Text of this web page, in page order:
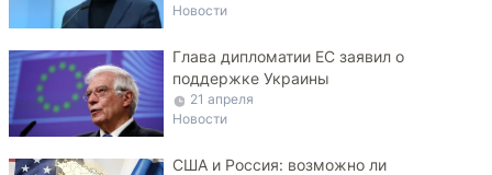
Новости
Глава дипломатии ЕС заявил о
поддержке Украины
21 апреля
Новости
США и Россия: возможно ли